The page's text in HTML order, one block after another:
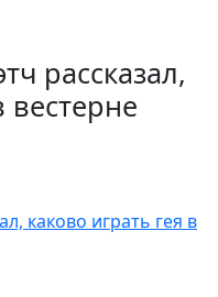
рассказал,
вестерне
каково играть гея в